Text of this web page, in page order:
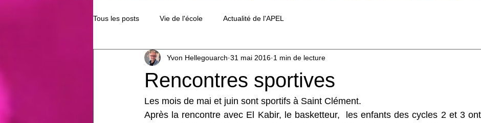
Tous les posts Vie de l'école Actualité de l'APEL
Rencontres sportives
Yvon Hellegouarch 31 mai 2016 1 min de lecture
Les mois de mai et juin sont sportifs à Saint Clément.
Après la rencontre avec El Kabir, le basketteur,  les enfants des cycles 2 et 3